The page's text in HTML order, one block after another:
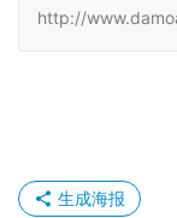
http://
生成海报